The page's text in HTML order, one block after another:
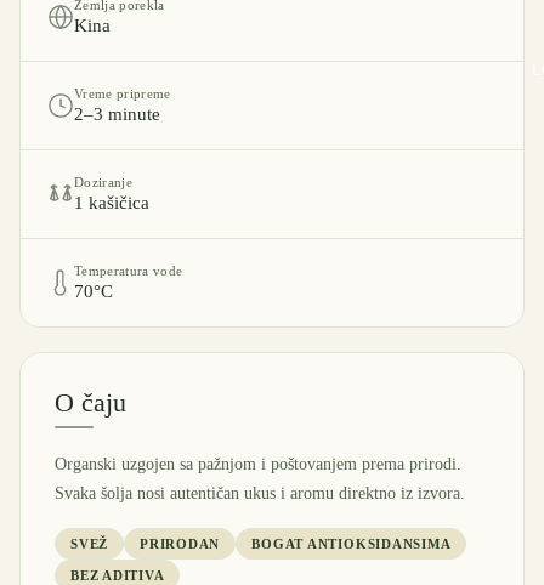
Zemlja porekla
Kina
Vreme pripreme
2–3 minute
Doziranje
1 kašičica
Temperatura vode
70°C
O čaju
Organski uzgojen sa pažnjom i poštovanjem prema prirodi.
Svaka šolja nosi autentičan ukus i aromu direktno iz izvora.
SVEŽ PRIRODAN BOGAT ANTIOKSIDANSIMA
BEZ ADITIVA